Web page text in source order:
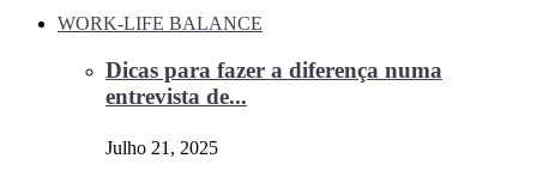
WORK-LIFE BALANCE
Dicas para fazer a diferença numa
entrevista de...
Julho 21, 2025